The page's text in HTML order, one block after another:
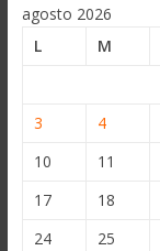
agosto 2026
L
M
3
4
10
11
17
18
24
25